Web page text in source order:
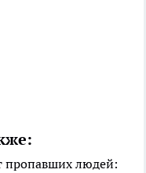
пропавших людей: